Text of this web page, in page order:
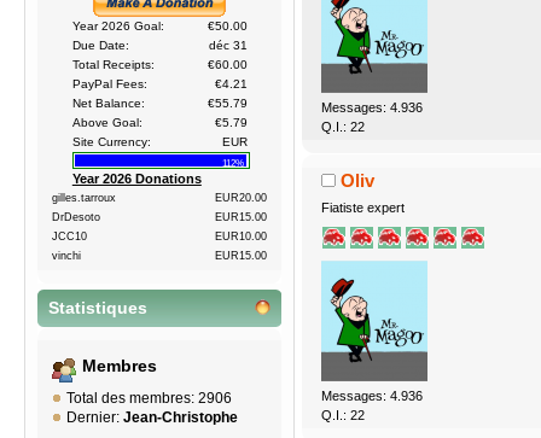
Year 2026 Goal:
€50.00
Due Date:
déc 31
Total Receipts:
€60.00
PayPal Fees:
€4.21
Net Balance:
€55.79
Above Goal:
€5.79
Site Currency:
EUR
112%
Year 2026 Donations
gilles.tarroux
EUR20.00
DrDesoto
EUR15.00
JCC10
EUR10.00
vinchi
EUR15.00
Statistiques
Membres
Total des membres: 2906
Dernier: Jean-Christophe
Messages: 4.936
Q.I.: 22
Oliv
Fiatiste expert
Messages: 4.936
Q.I.: 22